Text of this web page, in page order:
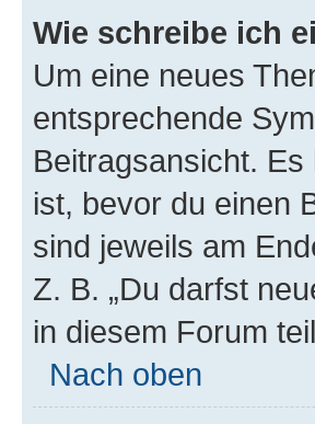
Wie schreibe ich
Um eine neues
entsprechende
Beitragsansicht.
ist, bevor du einen
sind jeweils am
Z. B. „Du darfst
in diesem Forum
Nach oben